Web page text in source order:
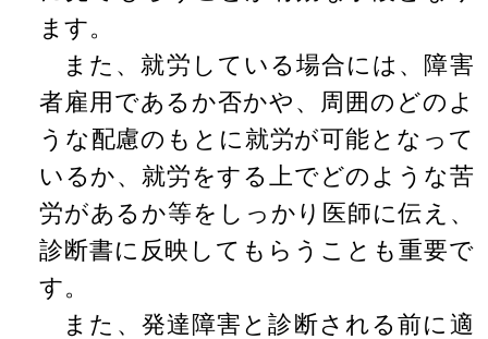
ます。
また、就労している場合には、障害
者雇用であるか否かや、周囲のどのよ
うな配慮のもとに就労が可能となって
いるか、就労をする上でどのような苦
労があるか等をしっかり医師に伝え、
診断書に反映してもらうことも重要で
す。
また、発達障害と診断される前に適